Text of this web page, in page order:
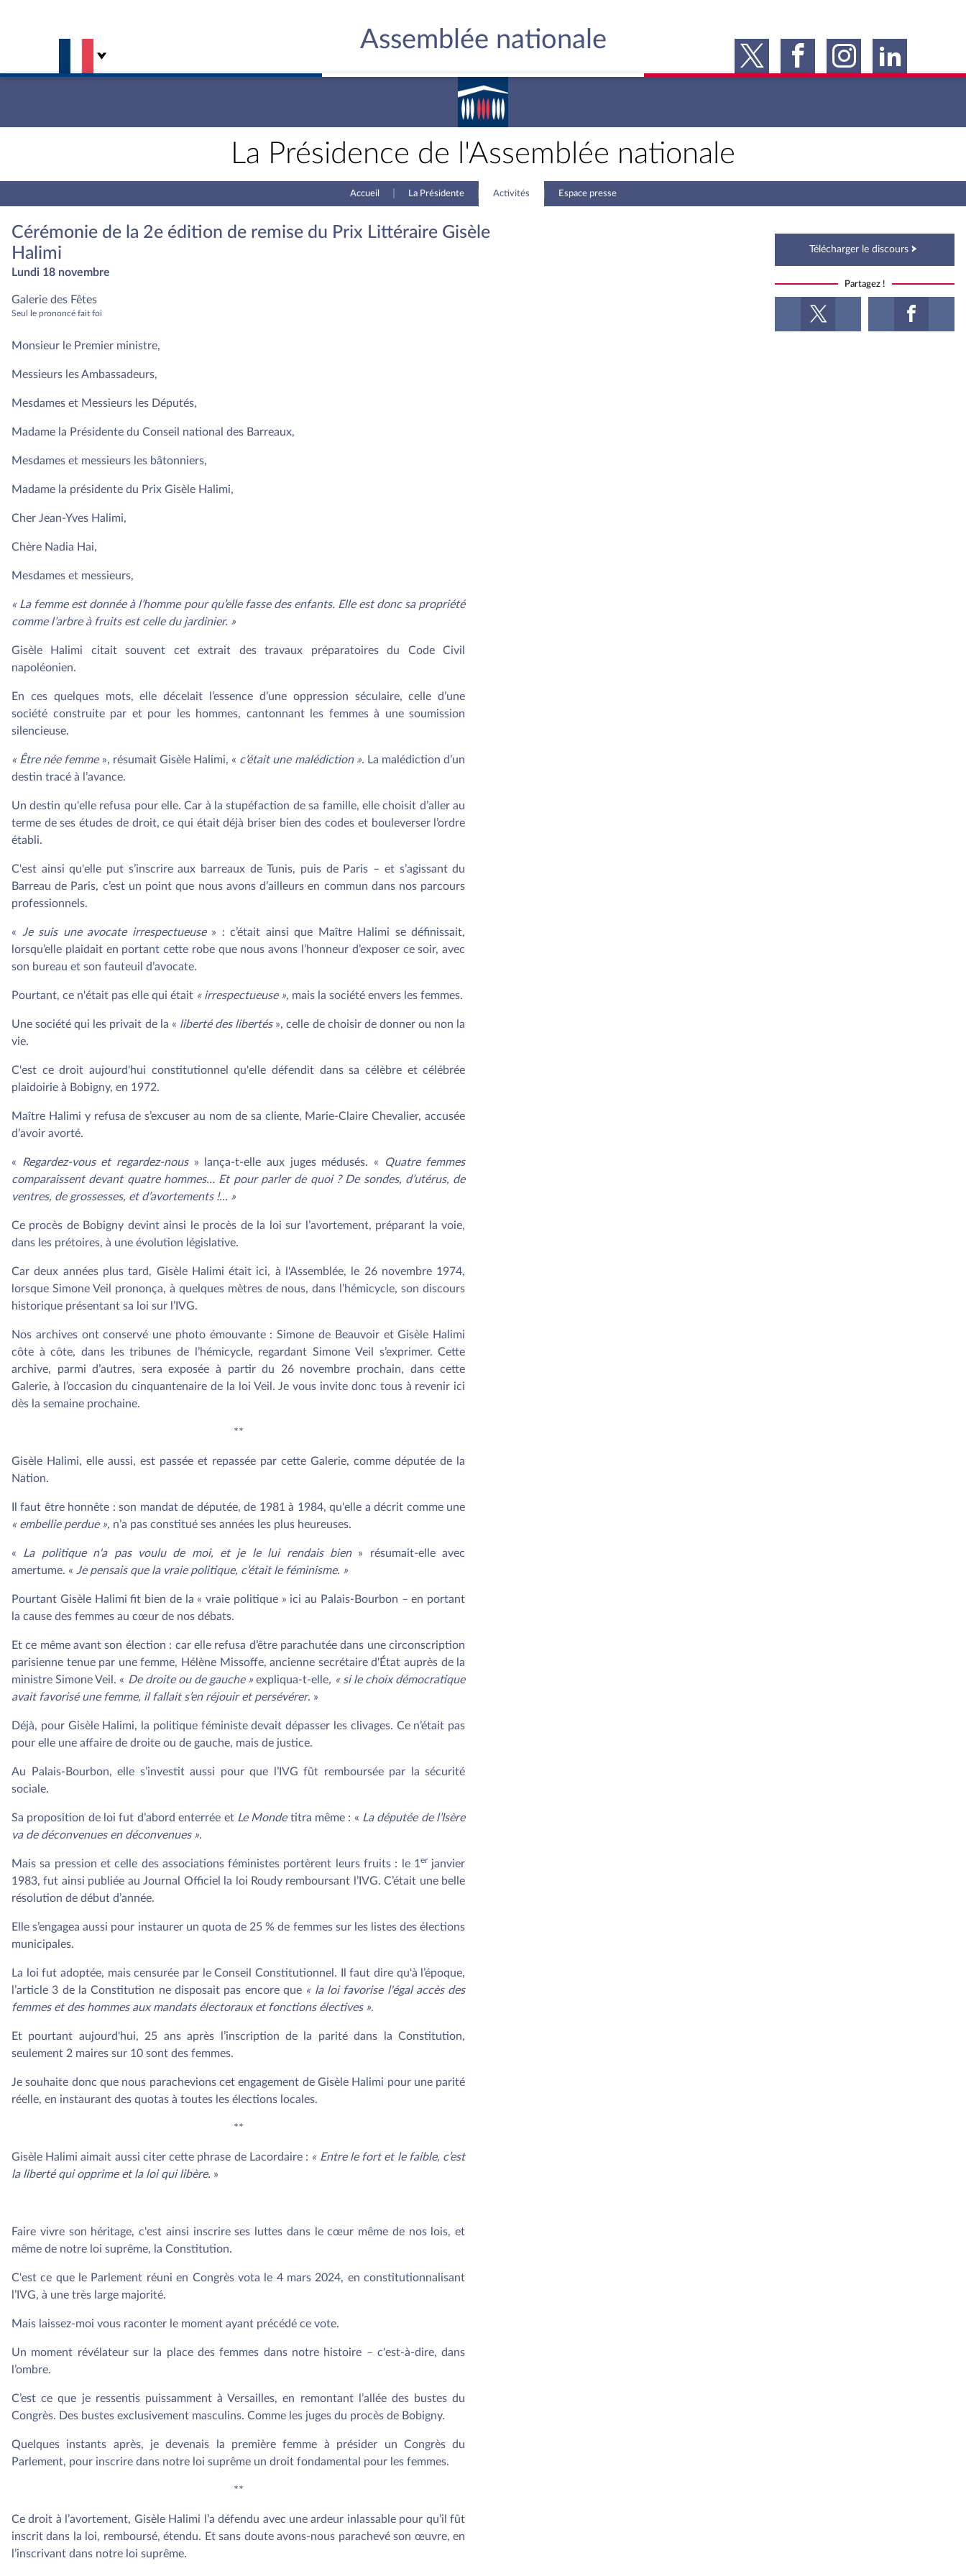
Assemblée nationale
La Présidence de l'Assemblée nationale
Accueil La Présidente Activités Espace presse
Cérémonie de la 2e édition de remise du Prix Littéraire Gisèle
Halimi
Lundi 18 novembre
Galerie des Fêtes
Seul le prononcé fait foi
Monsieur le Premier ministre,
Messieurs les Ambassadeurs,
Mesdames et Messieurs les Députés,
Madame la Présidente du Conseil national des Barreaux,
Mesdames et messieurs les bâtonniers,
Madame la présidente du Prix Gisèle Halimi,
Cher Jean-Yves Halimi,
Chère Nadia Hai,
Mesdames et messieurs,
« La femme est donnée à l’homme pour qu’elle fasse des enfants. Elle est donc sa propriété
comme l’arbre à fruits est celle du jardinier. »
Gisèle Halimi citait souvent cet extrait des travaux préparatoires du Code Civil
napoléonien.
En ces quelques mots, elle décelait l’essence d’une oppression séculaire, celle d’une
société construite par et pour les hommes, cantonnant les femmes à une soumission
silencieuse.
« Être née femme», résumait Gisèle Halimi, « c’était une malédiction ». La malédiction d’un
destin tracé à l’avance.
Un destin qu'elle refusa pour elle. Car à la stupéfaction de sa famille, elle choisit d’aller au
terme de ses études de droit, ce qui était déjà briser bien des codes et bouleverser l’ordre
établi.
C'est ainsi qu'elle put s’inscrire aux barreaux de Tunis, puis de Paris – et s’agissant du
Barreau de Paris, c’est un point que nous avons d’ailleurs en commun dans nos parcours
professionnels.
« Je suis une avocate irrespectueuse» : c’était ainsi que Maître Halimi se définissait,
lorsqu’elle plaidait en portant cette robe que nous avons l’honneur d’exposer ce soir, avec
son bureau et son fauteuil d’avocate.
Pourtant, ce n'était pas elle qui était « irrespectueuse », mais la société envers les femmes.
Une société qui les privait de la « liberté des libertés», celle de choisir de donner ou non la
vie.
C'est ce droit aujourd'hui constitutionnel qu'elle défendit dans sa célèbre et célébrée
plaidoirie à Bobigny, en 1972.
Maître Halimi y refusa de s’excuser au nom de sa cliente, Marie-Claire Chevalier, accusée
d’avoir avorté.
« Regardez-vous et regardez-nous» lança-t-elle aux juges médusés. «
Quatre femmes
comparaissent devant quatre hommes… Et pour parler de quoi ? De sondes, d’utérus, de
ventres, de grossesses, et d’avortements !... »
Ce procès de Bobigny devint ainsi le procès de la loi sur l’avortement, préparant la voie,
dans les prétoires, à une évolution législative.
Car deux années plus tard, Gisèle Halimi était ici, à l'Assemblée, le 26 novembre 1974,
lorsque Simone Veil prononça, à quelques mètres de nous, dans l’hémicycle, son discours
historique présentant sa loi sur l’IVG.
Nos archives ont conservé une photo émouvante : Simone de Beauvoir et Gisèle Halimi
côte à côte, dans les tribunes de l’hémicycle, regardant Simone Veil s’exprimer. Cette
archive, parmi d’autres, sera exposée à partir du 26 novembre prochain, dans cette
Galerie, à l’occasion du cinquantenaire de la loi Veil. Je vous invite donc tous à revenir ici
dès la semaine prochaine.
**
Gisèle Halimi, elle aussi, est passée et repassée par cette Galerie, comme députée de la
Nation.
Il faut être honnête : son mandat de députée, de 1981 à 1984, qu'elle a décrit comme une
« embellie perdue », n’a pas constitué ses années les plus heureuses.
« La politique n'a pas voulu de moi, et je le lui rendais bien» résumait-elle avec
amertume. « Je pensais que la vraie politique, c’était le féminisme. »
Pourtant Gisèle Halimi fit bien de la « vraie politique » ici au Palais-Bourbon – en portant
la cause des femmes au cœur de nos débats.
Et ce même avant son élection : car elle refusa d’être parachutée dans une circonscription
parisienne tenue par une femme, Hélène Missoffe, ancienne secrétaire d'État auprès de la
ministre Simone Veil. « De droite ou de gauche »expliqua-t-elle, « si le choix démocratique
avait favorisé une femme, il fallait s’en réjouir et persévérer. »
Déjà, pour Gisèle Halimi, la politique féministe devait dépasser les clivages. Ce n’était pas
pour elle une affaire de droite ou de gauche, mais de justice.
Au Palais-Bourbon, elle s’investit aussi pour que l’IVG fût remboursée par la sécurité
sociale.
Sa proposition de loi fut d’abord enterrée et Le Mondetitra même : « La députée de l’Isère
va de déconvenues en déconvenues ».
Mais sa pression et celle des associations féministes portèrent leurs fruits : le 1 erjanvier
1983, fut ainsi publiée au Journal Officiel la loi Roudy remboursant l’IVG. C’était une belle
résolution de début d’année.
Elle s’engagea aussi pour instaurer un quota de 25 % de femmes sur les listes des élections
municipales.
La loi fut adoptée, mais censurée par le Conseil Constitutionnel. Il faut dire qu'à l’époque,
l’article 3 de la Constitution ne disposait pas encore que « la loi favorise l'égal accès des
femmes et des hommes aux mandats électoraux et fonctions électives ».
Et pourtant aujourd'hui, 25 ans après l’inscription de la parité dans la Constitution,
seulement 2 maires sur 10 sont des femmes.
Je souhaite donc que nous parachevions cet engagement de Gisèle Halimi pour une parité
réelle, en instaurant des quotas à toutes les élections locales.
**
Gisèle Halimi aimait aussi citer cette phrase de Lacordaire : « Entre le fort et le faible, c’est
la liberté qui opprime et la loi qui libère. »
Faire vivre son héritage, c'est ainsi inscrire ses luttes dans le cœur même de nos lois, et
même de notre loi suprême, la Constitution.
C'est ce que le Parlement réuni en Congrès vota le 4 mars 2024, en constitutionnalisant
l’IVG, à une très large majorité.
Mais laissez-moi vous raconter le moment ayant précédé ce vote.
Un moment révélateur sur la place des femmes dans notre histoire – c'est-à-dire, dans
l’ombre.
C’est ce que je ressentis puissamment à Versailles, en remontant l’allée des bustes du
Congrès. Des bustes exclusivement masculins. Comme les juges du procès de Bobigny.
Quelques instants après, je devenais la première femme à présider un Congrès du
Parlement, pour inscrire dans notre loi suprême un droit fondamental pour les femmes.
**
Ce droit à l’avortement, Gisèle Halimi l’a défendu avec une ardeur inlassable pour qu’il fût
inscrit dans la loi, remboursé, étendu. Et sans doute avons-nous parachevé son œuvre, en
l’inscrivant dans notre loi suprême.
Télécharger le discours
Partagez !